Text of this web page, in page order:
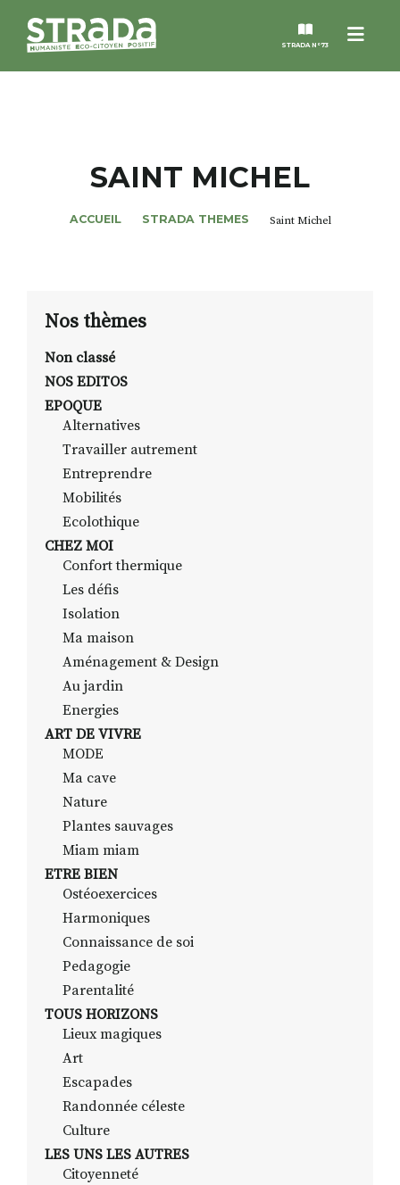
Menu
STRADA N°73
MAGAZINES
NOS THÈMES
ALTER STRADA
ROSÉE DE MAI
RECHERCHER
SAINT MICHEL
ACCUEIL STRADA THEMES Saint Michel
Nos thèmes
Non classé
NOS EDITOS
EPOQUE
Alternatives
Travailler autrement
Entreprendre
Mobilités
Ecolothique
CHEZ MOI
Confort thermique
Les défis
Isolation
Ma maison
Aménagement & Design
Au jardin
Energies
ART DE VIVRE
MODE
Ma cave
Nature
Plantes sauvages
Miam miam
ETRE BIEN
Ostéoexercices
Harmoniques
Connaissance de soi
Pedagogie
Parentalité
TOUS HORIZONS
Lieux magiques
Art
Escapades
Randonnée céleste
Culture
LES UNS LES AUTRES
Citoyenneté